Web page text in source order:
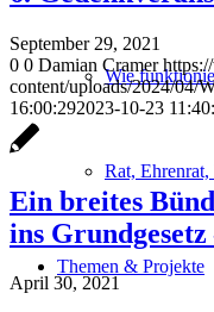
Wie
Rat,
Themen & Projekte
September 29, 2021
0 0 Damian Cramer
content/uploads/2024/04/
16:00:292023-10-23
Ein breites
ins
April 30, 2021